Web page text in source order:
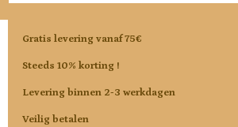
Gratis levering vanaf 75€
Steeds 10% korting !
Levering binnen 2-3 werkdagen
Veilig betalen